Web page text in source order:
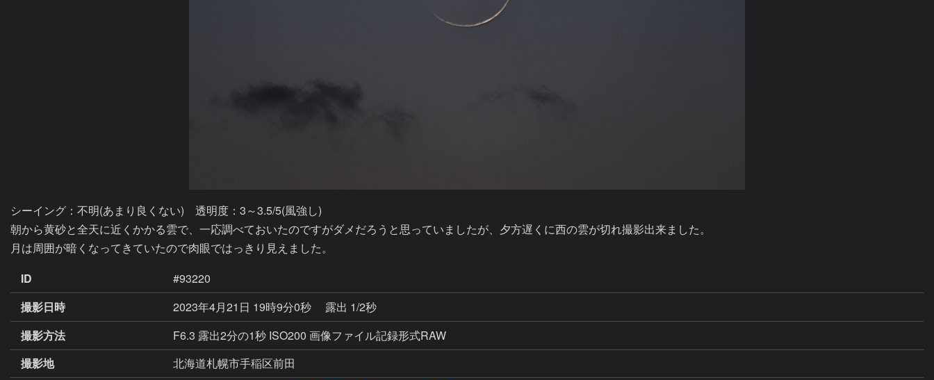
シーイング：不明(あまり良くない)　透明度：3～3.5/5(風強し)
朝から黄砂と全天に近くかかる雲で、一応調べておいたのですがダメだろうと思っていましたが、夕方遅くに西の雲が切れ撮影出来ました。
月は周囲が暗くなってきていたので肉眼ではっきり見えました。
ID
#93220
撮影日時
2023年4月21日 19時9分0秒
露出 1/2秒
撮影方法
F6.3 露出2分の1秒 ISO200 画像ファイル記録形式RAW
撮影地
北海道札幌市手稲区前田